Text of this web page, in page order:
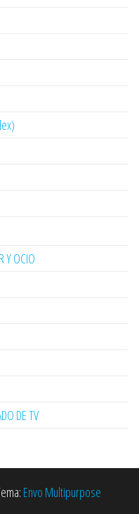
Y OCIO
DE TV
Envo Multipurpose